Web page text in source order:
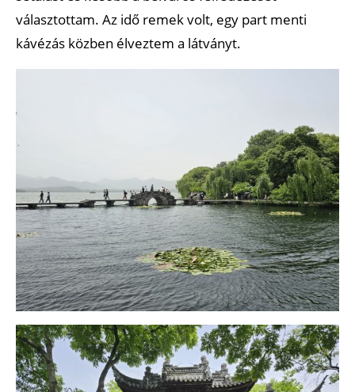
választottam. Az idő remek volt, egy part menti
kávézás közben élveztem a látványt.